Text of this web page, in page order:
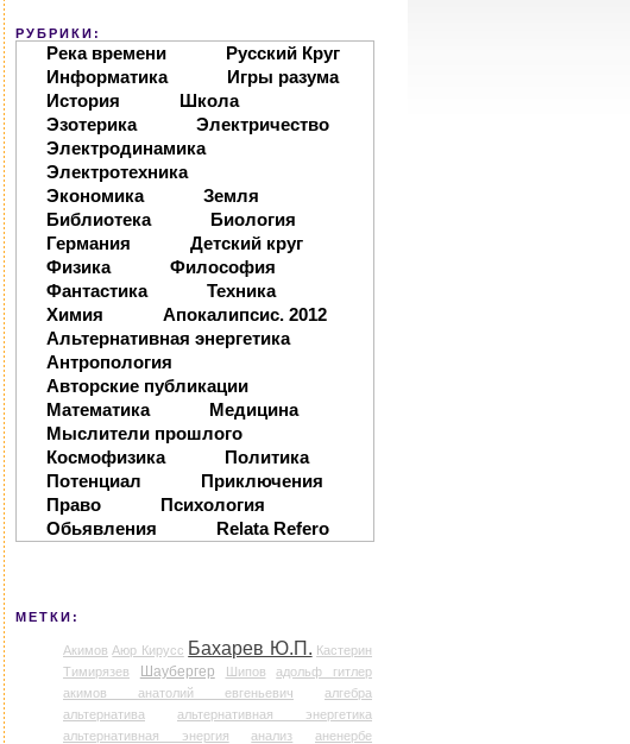
РУБРИКИ:
Река времени
Русский Круг
Информатика
Игры разума
История
Школа
Эзотерика
Электричество
Электродинамика
Электротехника
Экономика
Земля
Библиотека
Биология
Германия
Детский круг
Физика
Философия
Фантастика
Техника
Химия
Апокалипсис. 2012
Альтернативная энергетика
Антропология
Авторские публикации
Математика
Медицина
Мыслители прошлого
Космофизика
Политика
Потенциал
Приключения
Право
Психология
Обьявления
Relata Refero
МЕТКИ:
Акимов Аюр Кирусс Бахарев Ю.П. Кастерин
Тимирязев
Шаубергер Шипов
адольф гитлер
акимов анатолий евгеньевич
алгебра
альтернатива
альтернативная энергетика
альтернативная энергия
анализ аненербе